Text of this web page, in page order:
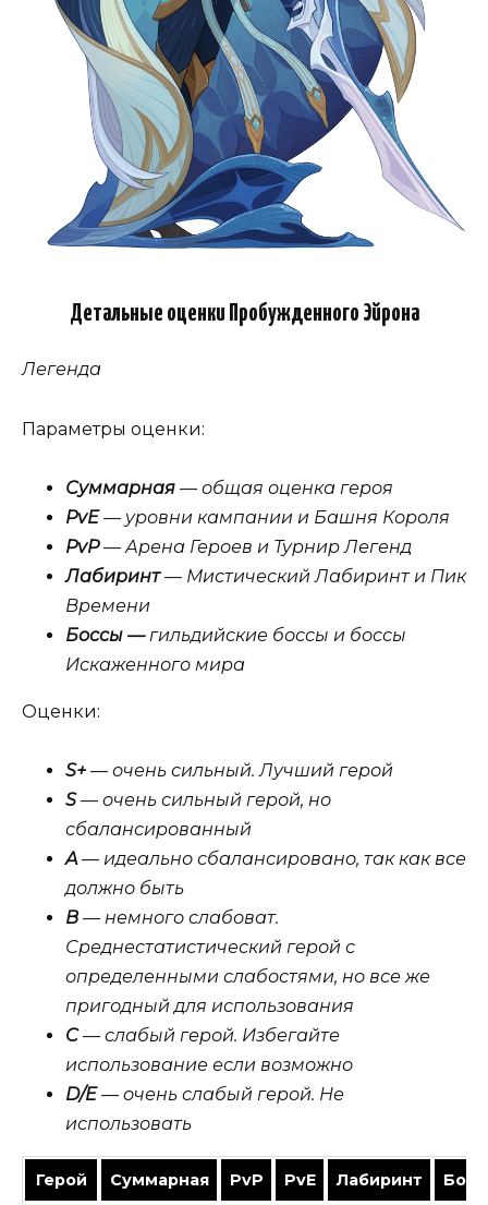
Детальные оценки Пробужденного Эйрона
Легенда
Параметры оценки:
Суммарная — общая оценка героя
PvE— уровни кампании и Башня Короля
PvP— Арена Героев и Турнир Легенд
Лабиринт— Мистический Лабиринт и Пик
Времени
Боссы — гильдийские боссы и боссы
Искаженного мира
Оценки:
S+ — очень сильный. Лучший герой
S— очень сильный герой, но
сбалансированный
A— идеально сбалансировано, так как все
должно быть
B — немного слабоват.
Среднестатистический герой с
определенными слабостями, но все же
пригодный для использования
C— слабый герой. Избегайте
использование если возможно
D/E— очень слабый герой. Не
использовать
Герой Суммарная PvP PvE Лабиринт